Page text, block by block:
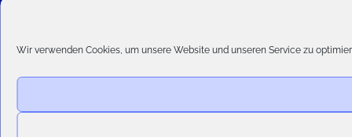
Wir verwenden Cookies, um unsere Website und unseren Service zu